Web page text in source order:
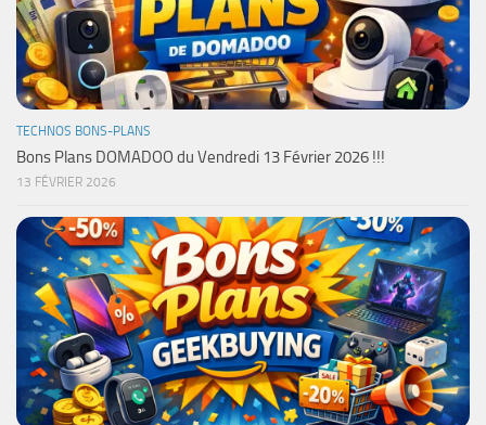
TECHNOS BONS-PLANS
Bons Plans DOMADOO du Vendredi 13 Février 2026 !!!
13 FÉVRIER 2026